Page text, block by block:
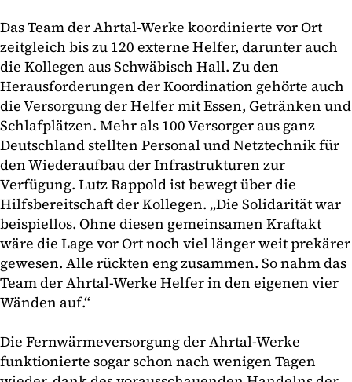
Das Team der Ahrtal-Werke koordinierte vor Ort
zeitgleich bis zu 120 externe Helfer, darunter auch
die Kollegen aus Schwäbisch Hall. Zu den
Herausforderungen der Koordination gehörte auch
die Versorgung der Helfer mit Essen, Getränken und
Schlafplätzen. Mehr als 100 Versorger aus ganz
Deutschland stellten Personal und Netztechnik für
den Wiederaufbau der Infrastrukturen zur
Verfügung. Lutz Rappold ist bewegt über die
Hilfsbereitschaft der Kollegen. „Die Solidarität war
beispiellos. Ohne diesen gemeinsamen Kraftakt
wäre die Lage vor Ort noch viel länger weit prekärer
gewesen. Alle rückten eng zusammen. So nahm das
Team der Ahrtal-Werke Helfer in den eigenen vier
Wänden auf.“
Die Fernwärmeversorgung der Ahrtal-Werke
funktionierte sogar schon nach wenigen Tagen